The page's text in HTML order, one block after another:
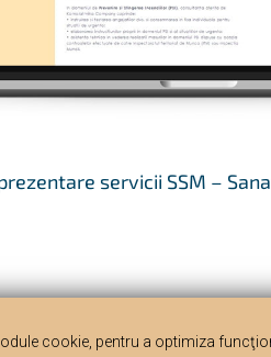
servicii SSM –
cookie, pentru a optimiza